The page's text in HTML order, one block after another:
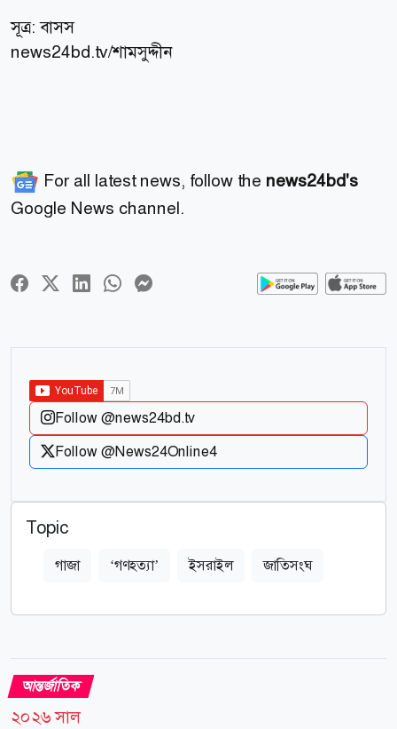
সূত্র: বাসস
news24bd.tv/শামসুদ্দীন
For all latest news, follow the news24bd's
Google News channel.
Follow @news24bd.tv
Follow @News24Online4
Topic
গাজা ‘গণহত্যা’ ইসরাইল জাতিসংঘ
আন্তর্জাতিক
২০২৬ সাল